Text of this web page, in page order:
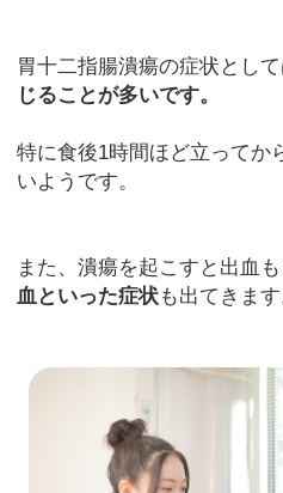
胃十二指腸潰瘍の症状とし
じることが多いです。
特に食後1時間ほど立ってか
いようです。
また、潰瘍を起こすと出血
血といった症状も出てきます